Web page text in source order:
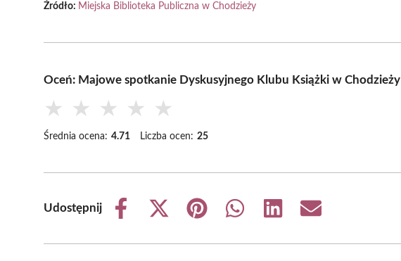
Źródło: Miejska Biblioteka Publiczna w Chodzieży
Oceń: Majowe spotkanie Dyskusyjnego Klubu Książki w Chodzieży
★ ★ ★ ★ ★
Średnia ocena: 4.71 Liczba ocen: 25
Udostępnij
Share
Share
(Twitter)
Share
Share
Share
Share